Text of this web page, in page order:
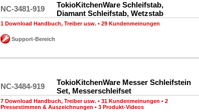
NC-3481-919
TokioKitchenWare Schleifstab,
Diamant Schleifstab, Wetzstab
1 Download Handbuch, Treiber usw. • 29 Kundenmeinungen
Support-Bereich
NC-3484-919
TokioKitchenWare Messer Schleifstein
Set, Messerschleifset
7 Download Handbuch, Treiber usw. • 31 Kundenmeinungen • 2
Pressestimmen & Auszeichnungen • 3 Produkt-Videos